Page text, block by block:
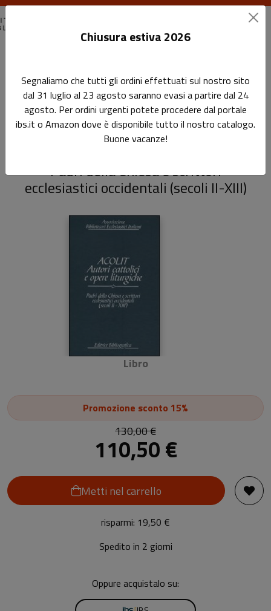
Acolit. Autori cattolici e opere liturgiche. Vol. 4
Acolit. Autori cattolici e
opere liturgiche. Vol. 4
Padri della Chiesa e scrittori
ecclesiastici occidentali (secoli II-XIII)
Libro
Promozione sconto 15%
130,00 €
110,50 €
Metti nel carrello
risparmi: 19,50 €
Spedito in 2 giorni
Oppure acquistalo su:
Chiusura estiva 2026
Segnaliamo che tutti gli ordini effettuati sul nostro sito
dal 31 luglio al 23 agosto saranno evasi a partire dal 24
agosto. Per ordini urgenti potete procedere dal portale
ibs.it o Amazon dove è disponibile tutto il nostro catalogo.
Buone vacanze!